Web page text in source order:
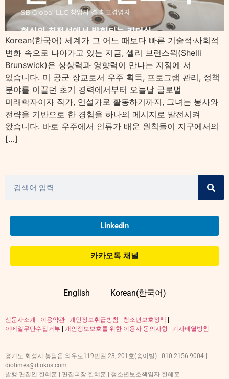
Korean(한국어) 세계가 그 어느 때보다 빠른 기술적·사회적
변화 속으로 나아가고 있는 지금, 셸리 브런스윅(Shelli
Brunswick)은 상상력과 영향력이 만나는 지점에 서
있습니다. 미 공군 장교로서 우주 획득, 프로그램 관리, 정책
분야를 이끌던 초기 경력에서부터 오늘날 글로벌
미래학자이자 작가, 연설가로 활동하기까지, 그녀는 봉사와
전략을 기반으로 한 경험을 하나의 메시지로 발전시켜
왔습니다. 바로 우주에서 인류가 배운 원칙들이 지구에서의
[…]
Linkedin
카카오톡 채널
English Korean(한국어)
신문사소개 이용약관 개인정보취급방침 청소년보호정책
이메일무단수집거부
개인정보보호를 위한 이용자 동의사항 | 기사배열방침
경기도 화성시 봉담읍 와우로119번길 23, 201호(송이빌) | 010-2156-9004 |
diotimes@diokos.com
발행·편집인 한혜훈 | 편집국장 한혜훈 | 청소년보호책임자 한혜훈 |